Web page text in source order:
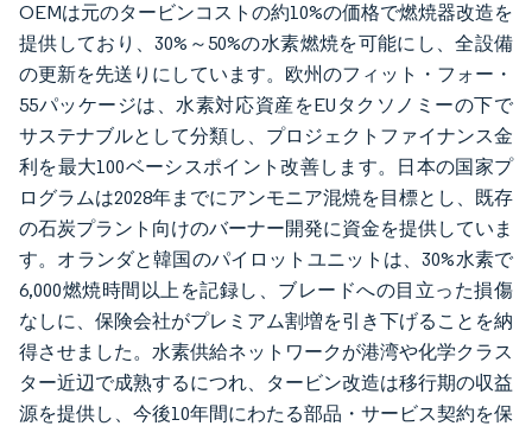
OEMは元のタービンコストの約10%の価格で燃焼器改造を
提供しており、30%～50%の水素燃焼を可能にし、全設備
の更新を先送りにしています。欧州のフィット・フォー・
55パッケージは、水素対応資産をEUタクソノミーの下で
サステナブルとして分類し、プロジェクトファイナンス金
利を最大100ベーシスポイント改善します。日本の国家プ
ログラムは2028年までにアンモニア混焼を目標とし、既存
の石炭プラント向けのバーナー開発に資金を提供していま
す。オランダと韓国のパイロットユニットは、30%水素で
6,000燃焼時間以上を記録し、ブレードへの目立った損傷
なしに、保険会社がプレミアム割増を引き下げることを納
得させました。水素供給ネットワークが港湾や化学クラス
ター近辺で成熟するにつれ、タービン改造は移行期の収益
源を提供し、今後10年間にわたる部品・サービス契約を保